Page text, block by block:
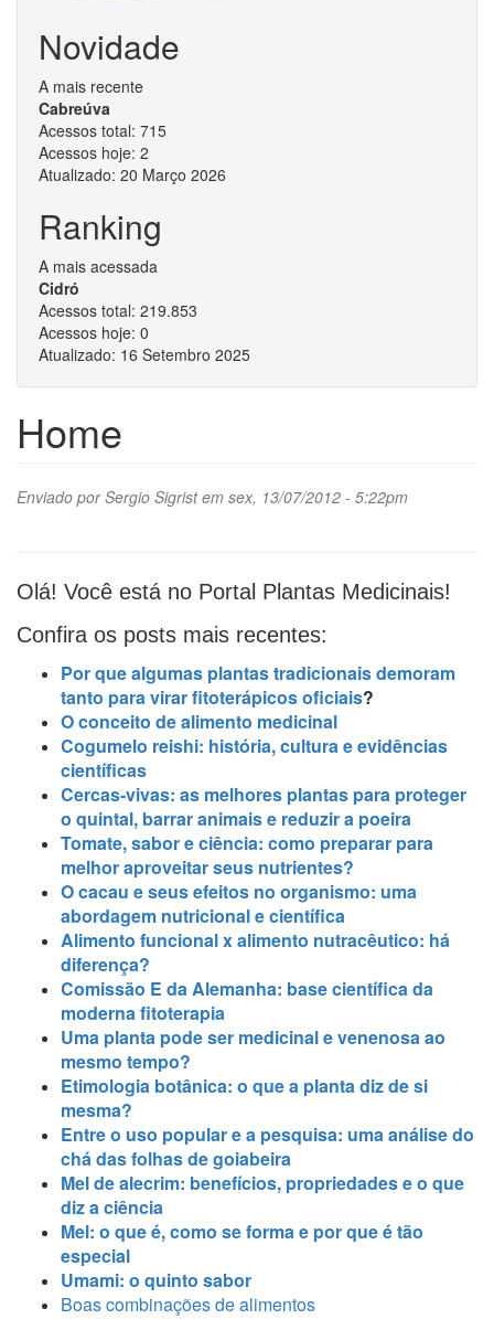
Novidade
A mais recente
Cabreúva
Acessos total: 715
Acessos hoje: 2
Atualizado: 20 Março 2026
Ranking
A mais acessada
Cidró
Acessos total: 219.853
Acessos hoje: 0
Atualizado: 16 Setembro 2025
Home
Enviado porSergio Sigristem sex, 13/07/2012 - 5:22pm
Olá! Você está no Portal Plantas Medicinais!
Confira os posts mais recentes:
Por que algumas plantas tradicionais demoram
tanto para virar fitoterápicos oficiais?
O conceito de alimento medicinal
Cogumelo reishi: história, cultura e evidências
científicas
Cercas-vivas: as melhores plantas para proteger
o quintal, barrar animais e reduzir a poeira
Tomate, sabor e ciência: como preparar para
melhor aproveitar seus nutrientes?
O cacau e seus efeitos no organismo: uma
abordagem nutricional e científica
Alimento funcional x alimento nutracêutico: há
diferença?
Comissão E da Alemanha: base científica da
moderna fitoterapia
Uma planta pode ser medicinal e venenosa ao
mesmo tempo?
Etimologia botânica: o que a planta diz de si
mesma?
Entre o uso popular e a pesquisa: uma análise do
chá das folhas de goiabeira
Mel de alecrim: benefícios, propriedades e o que
diz a ciência
Mel: o que é, como se forma e por que é tão
especial
Umami: o quinto sabor
Boas combinações de alimentos